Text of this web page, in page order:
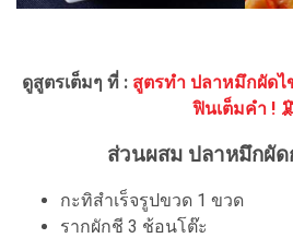
ดูสูตรเต็มๆ ที่ : สูตรทำ ปลาหมึกผัดไ
ฟินเต็มคำ ! 🦑
ส่วนผสม ปลาหมึกผัด
กะทิสำเร็จรูปขวด 1 ขวด
รากผักชี 3 ช้อนโต๊ะ